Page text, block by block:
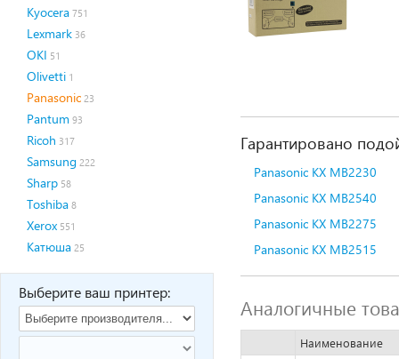
Kyocera 751
Lexmark 36
OKI 51
Olivetti 1
Panasonic 23
Pantum 93
Ricoh 317
Samsung 222
Sharp 58
Toshiba 8
Xerox 551
Катюша 25
Выберите ваш принтер:
Гарантировано
Panasonic KX MB2230
Panasonic KX MB2540
Panasonic KX MB2275
Panasonic KX MB2515
Аналогичные
Наименование